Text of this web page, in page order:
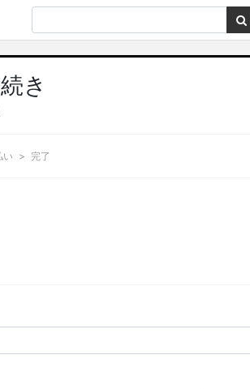
き
い 完了